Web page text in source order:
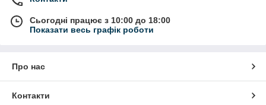
Сьогодні працює з 10:00 до 18:00
Показати весь графік роботи
Про нас
Контакти